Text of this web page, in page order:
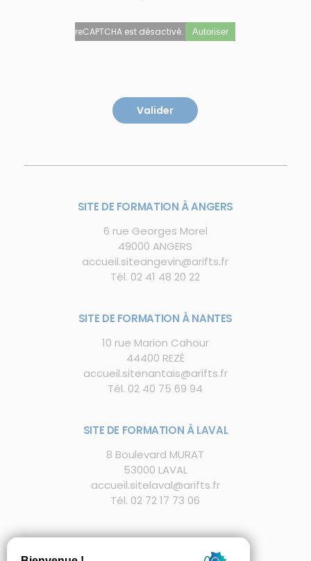
reCAPTCHA est désactivé. Autoriser
SITE DE FORMATION À ANGERS
6 rue Georges Morel
49000 ANGERS
accueil.siteangevin@arifts.fr
Tél. 02 41 48 20 22
SITE DE FORMATION À NANTES
10 rue Marion Cahour
44400 REZÉ
accueil.sitenantais@arifts.fr
Tél. 02 40 75 69 94
SITE DE FORMATION À LAVAL
8 Boulevard MURAT
53000 LAVAL
accueil.sitelaval@arifts.fr
Tél. 02 72 17 73 06